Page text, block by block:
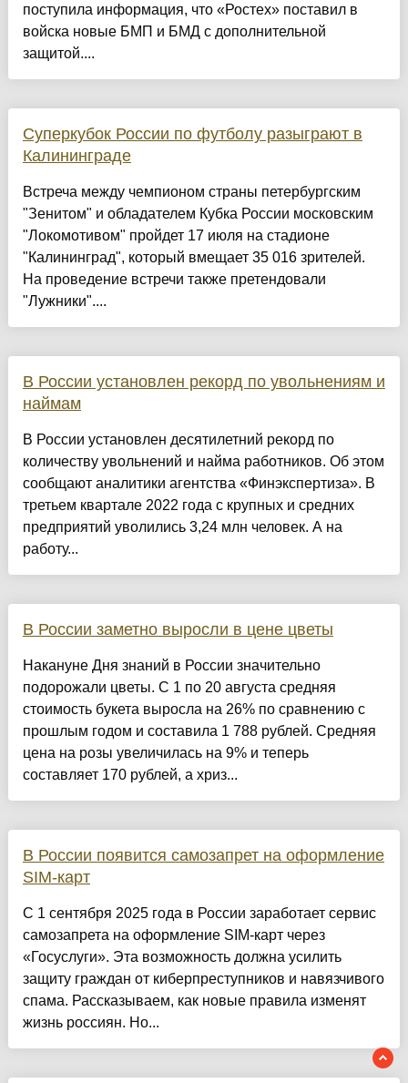
поступила информация, что «Ростех» поставил в
войска новые БМП и БМД с дополнительной
защитой....
Суперкубок России по футболу разыграют в
Калининграде
Встреча между чемпионом страны петербургским
"Зенитом" и обладателем Кубка России московским
"Локомотивом" пройдет 17 июля на стадионе
"Калининград", который вмещает 35 016 зрителей.
На проведение встречи также претендовали
"Лужники"....
В России установлен рекорд по увольнениям и
наймам
В России установлен десятилетний рекорд по
количеству увольнений и найма работников. Об этом
сообщают аналитики агентства «Финэкспертиза». В
третьем квартале 2022 года с крупных и средних
предприятий уволились 3,24 млн человек. А на
работу...
В России заметно выросли в цене цветы
Накануне Дня знаний в России значительно
подорожали цветы. С 1 по 20 августа средняя
стоимость букета выросла на 26% по сравнению с
прошлым годом и составила 1 788 рублей. Средняя
цена на розы увеличилась на 9% и теперь
составляет 170 рублей, а хриз...
В России появится самозапрет на оформление
SIM-карт
С 1 сентября 2025 года в России заработает сервис
самозапрета на оформление SIM-карт через
«Госуслуги». Эта возможность должна усилить
защиту граждан от киберпреступников и навязчивого
спама. Рассказываем, как новые правила изменят
жизнь россиян. Но...